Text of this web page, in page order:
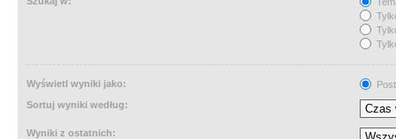
Wyświetl wyniki jako:
Sortuj wyniki według:
Wyniki z ostatnich: